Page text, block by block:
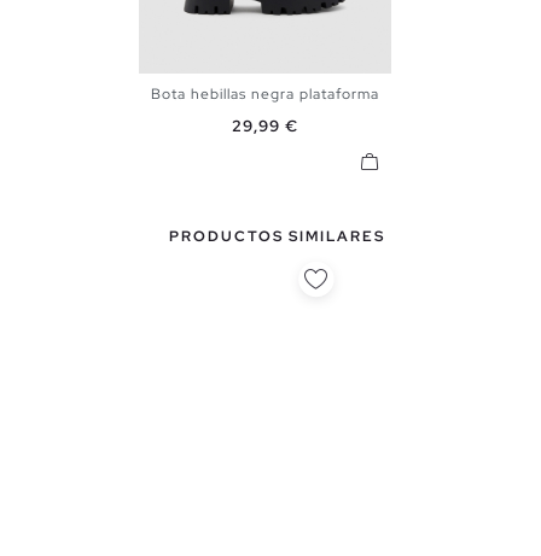
38 39
Bota hebillas negra plataforma
Precio
29,99 €
PRODUCTOS SIMILARES